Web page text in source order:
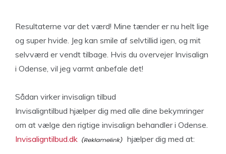
Resultaterne var det værd! Mine tænder er nu helt lige
og super hvide. Jeg kan smile af selvtillid igen, og mit
selvværd er vendt tilbage. Hvis du overvejer Invisalign
i Odense, vil jeg varmt anbefale det!
Sådan virker invisalign tilbud
Invisaligntilbud hjælper dig med alle dine bekymringer
om at vælge den rigtige invisalign behandler i Odense.
Invisaligntilbud.dk
hjælper dig med at: